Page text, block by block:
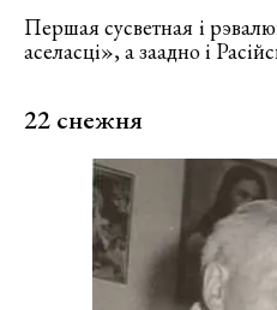
Першая сусветная і
аселасці», а заадно і
22 снежня